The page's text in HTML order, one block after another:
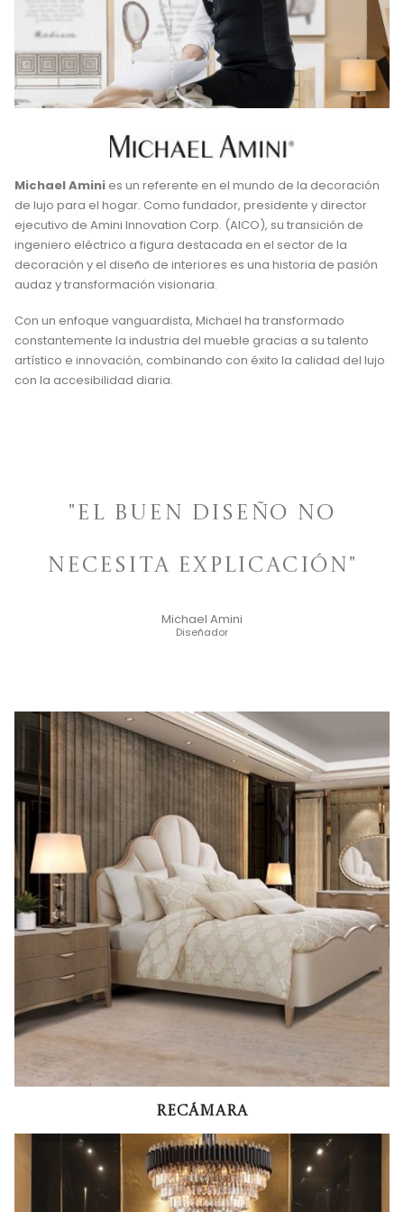
Michael Amini es un referente en el mundo de la decoración
de lujo para el hogar. Como fundador, presidente y director
ejecutivo de Amini Innovation Corp. (AICO), su transición de
ingeniero eléctrico a figura destacada en el sector de la
decoración y el diseño de interiores es una historia de pasión
audaz y transformación visionaria.
Con un enfoque vanguardista, Michael ha transformado
constantemente la industria del mueble gracias a su talento
artístico e innovación, combinando con éxito la calidad del lujo
con la accesibilidad diaria.
"El buen diseño no
necesita explicación"
Michael Amini
Diseñador
Recámara